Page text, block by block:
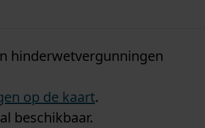
hinderwetvergunningen
op de kaart.
beschikbaar.